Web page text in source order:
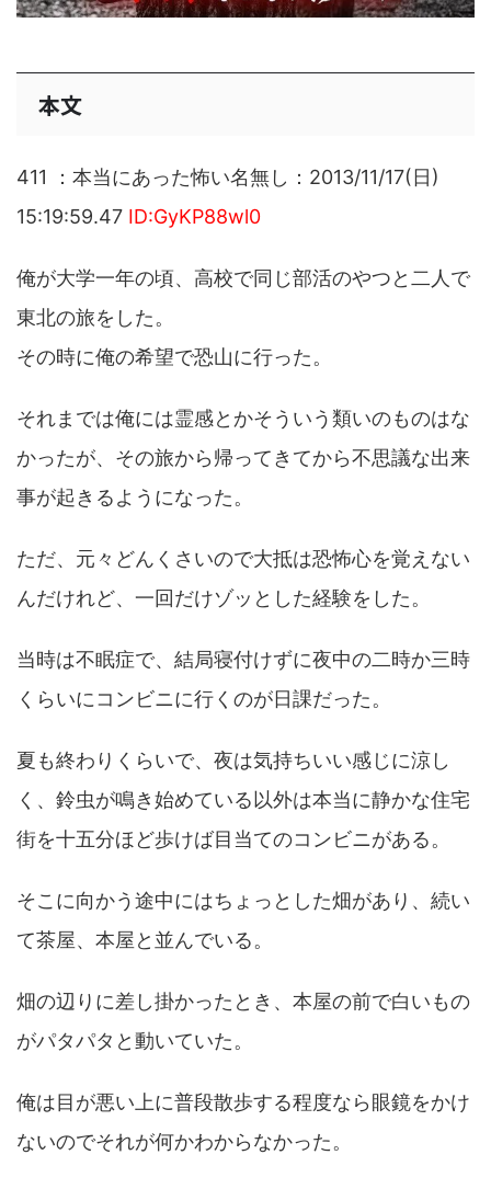
本文
411 ：本当にあった怖い名無し：2013/11/17(日)
15:19:59.47 ID:GyKP88wl0
俺が大学一年の頃、高校で同じ部活のやつと二人で
東北の旅をした。
その時に俺の希望で恐山に行った。
それまでは俺には霊感とかそういう類いのものはな
かったが、その旅から帰ってきてから不思議な出来
事が起きるようになった。
ただ、元々どんくさいので大抵は恐怖心を覚えない
んだけれど、一回だけゾッとした経験をした。
当時は不眠症で、結局寝付けずに夜中の二時か三時
くらいにコンビニに行くのが日課だった。
夏も終わりくらいで、夜は気持ちいい感じに涼し
く、鈴虫が鳴き始めている以外は本当に静かな住宅
街を十五分ほど歩けば目当てのコンビニがある。
そこに向かう途中にはちょっとした畑があり、続い
て茶屋、本屋と並んでいる。
畑の辺りに差し掛かったとき、本屋の前で白いもの
がパタパタと動いていた。
俺は目が悪い上に普段散歩する程度なら眼鏡をかけ
ないのでそれが何かわからなかった。